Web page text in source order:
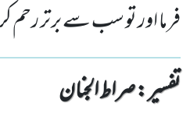
فرما اور تو سب سے برتر رحم
تفسیر : ‎صراط الجنان